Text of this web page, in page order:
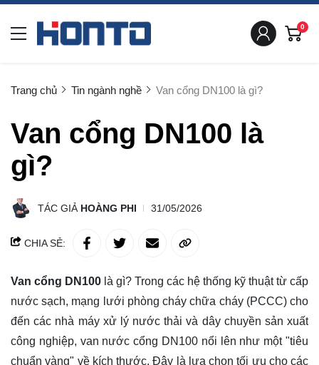
0
Trang chủ Tin ngành nghề Van cổng DN100 là gì?
Van cổng DN100 là
gì?
TÁC GIẢ HOÀNG PHI 31/05/2026
CHIA SẺ:
Van cổng DN100 là gì? Trong các hệ thống kỹ thuật từ cấp
nước sạch, mạng lưới phòng cháy chữa cháy (PCCC) cho
đến các nhà máy xử lý nước thải và dây chuyền sản xuất
công nghiệp, van nước cổng DN100 nổi lên như một "tiêu
chuẩn vàng" về kích thước. Đây là lựa chọn tối ưu cho các